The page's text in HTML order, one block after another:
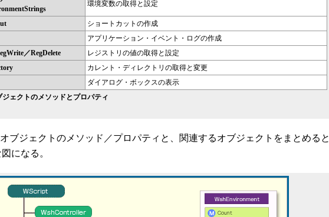
環境変数の取得と設定
ショートカットの作成
アプリケーション・イベント・ログの作成
／RegDelete
レジストリの値の取得と設定
カレント・ディレクトリの取得と変更
ダイアログ・ボックスの表示
ジェクトのメソッドとプロパティ
ブジェクトのメソッド／プロパティと、関連するオブジェクトをまとめると
になる。